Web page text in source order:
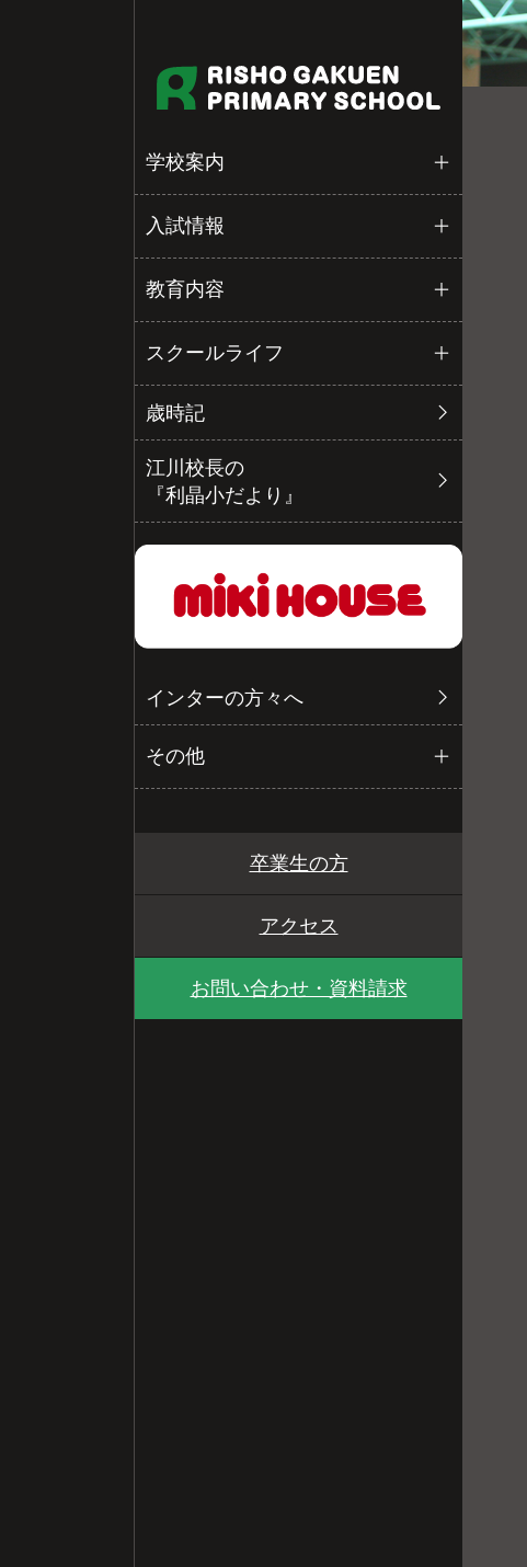
学校案内
入試情報
教育内容
スクールライフ
歳時記
江川校長の
『利晶小だより』
インターの方々へ
その他
卒業生の方
アクセス
お問い合わせ・資料請求